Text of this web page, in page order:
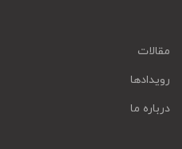
مقالات
رویدادها
درباره ما